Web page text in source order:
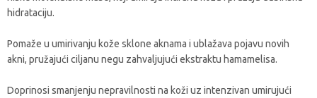
hidrataciju.
Pomaže u umirivanju kože sklone aknama i ublažava pojavu novih
akni, pružajući ciljanu negu zahvaljujući ekstraktu hamamelisa.
Doprinosi smanjenju nepravilnosti na koži uz intenzivan umirujući